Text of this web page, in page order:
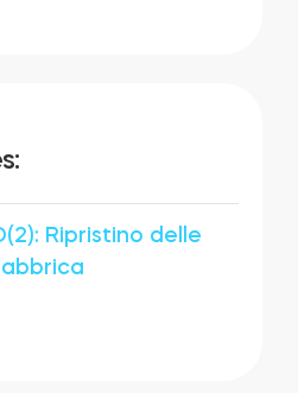
Ripristino delle